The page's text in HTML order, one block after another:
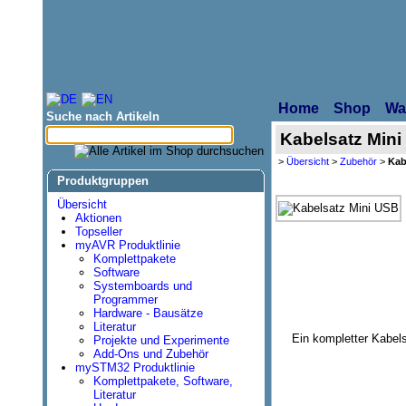
Suche nach Artikeln
Produktgruppen
Übersicht
Aktionen
Topseller
myAVR Produktlinie
Komplettpakete
Software
Systemboards und
Programmer
Hardware - Bausätze
Literatur
Projekte und Experimente
Add-Ons und Zubehör
mySTM32 Produktlinie
Komplettpakete, Software,
Literatur
Home Shop
Kabelsatz Mini
> Übersicht > Zubehör >
Ein kompletter